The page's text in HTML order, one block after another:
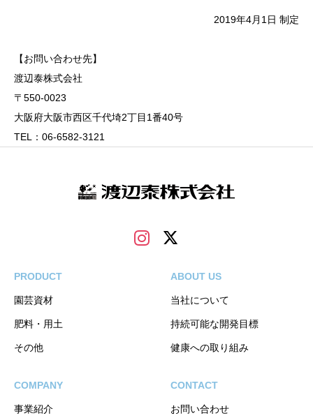
2019年4月1日 制定
【お問い合わせ先】
渡辺泰株式会社
〒550-0023
大阪府大阪市西区千代埼2丁目1番40号
TEL：06-6582-3121
PRODUCT
園芸資材
肥料・用土
その他
ABOUT US
当社について
持続可能な開発目標
健康への取り組み
COMPANY
事業紹介
CONTACT
お問い合わせ